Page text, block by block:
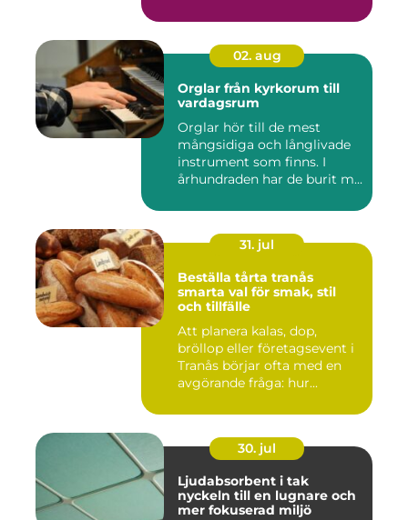
02. aug
Orglar från kyrkorum till
vardagsrum
Orglar hör till de mest
mångsidiga och långlivade
instrument som finns. I
århundraden har de burit m...
31. jul
Beställa tårta tranås
smarta val för smak, stil
och tillfälle
Att planera kalas, dop,
bröllop eller företagsevent i
Tranås börjar ofta med en
avgörande fråga: hur...
30. jul
Ljudabsorbent i tak
nyckeln till en lugnare och
mer fokuserad miljö